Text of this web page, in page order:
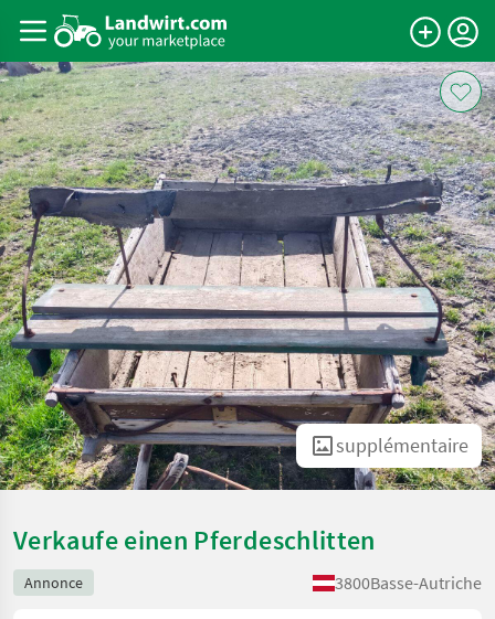
supplémentaire
Verkaufe einen Pferdeschlitten
Annonce 3800Basse-Autriche